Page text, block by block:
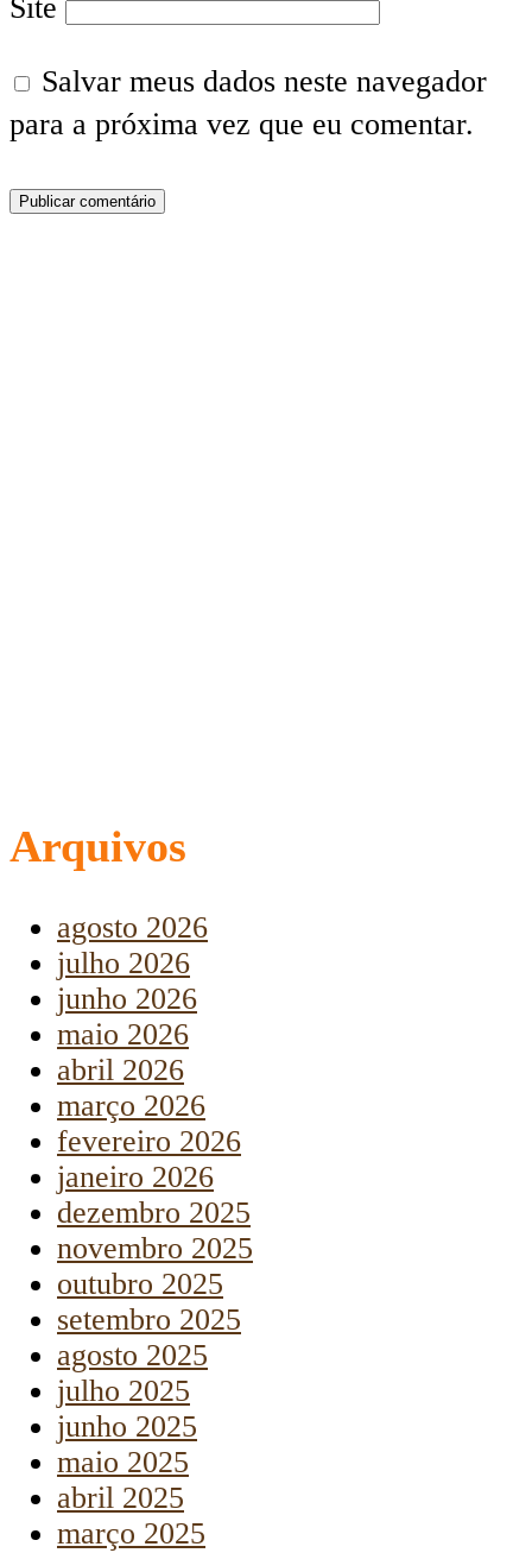
Site
Salvar meus dados neste navegador
para a próxima vez que eu comentar.
Arquivos
agosto 2026
julho 2026
junho 2026
maio 2026
abril 2026
março 2026
fevereiro 2026
janeiro 2026
dezembro 2025
novembro 2025
outubro 2025
setembro 2025
agosto 2025
julho 2025
junho 2025
maio 2025
abril 2025
março 2025